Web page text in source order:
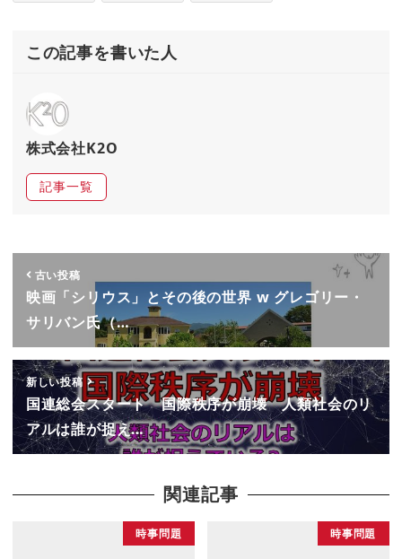
この記事を書いた人
株式会社K2O
記事一覧
古い投稿
映画「シリウス」とその後の世界 w グレゴリー・
サリバン氏（…
新しい投稿
国連総会スタート 国際秩序が崩壊 人類社会のリ
アルは誰が捉え…
関連記事
時事問題 時事問題